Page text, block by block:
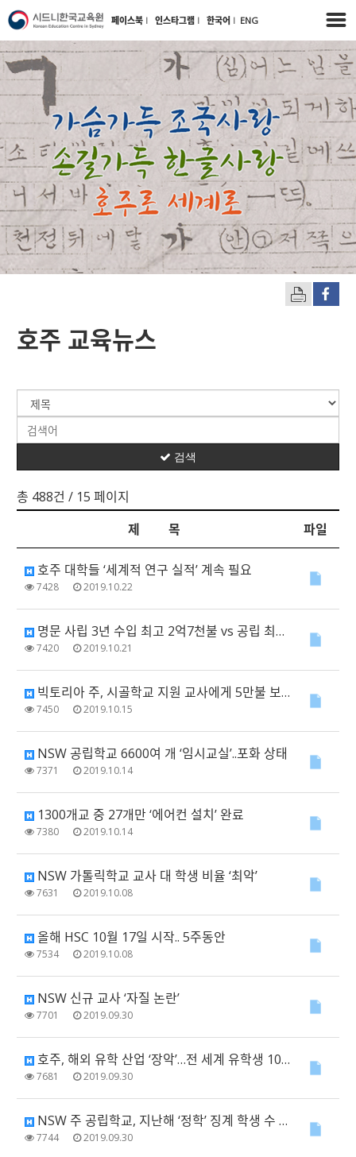
페이스북 l 인스타그램 l 한국어 l ENG
호주 교육뉴스
총 488건 / 15 페이지
검색
제 목 파일
호주 대학들 ‘세계적 연구 실적’ 계속 필요
7428 2019.10.22
명문 사립 3년 수입 최고 2억7천불 vs 공립 최저 43만5천불
7420 2019.10.21
빅토리아 주, 시골학교 지원 교사에게 5만불 보너스
7450 2019.10.15
NSW 공립학교 6600여 개 ‘임시교실’..포화 상태
7371 2019.10.14
1300개교 중 27개만 ‘에어컨 설치’ 완료
7380 2019.10.14
NSW 가톨릭학교 교사 대 학생 비율 ‘최악’
7631 2019.10.08
올해 HSC 10월 17일 시작.. 5주동안
7534 2019.10.08
NSW 신규 교사 ‘자질 논란’
7701 2019.09.30
호주, 해외 유학 산업 ‘장악’…전 세계 유학생 10% 호주로
7681 2019.09.30
NSW 주 공립학교, 지난해 ‘정학’ 징계 학생 수 3만2천 명
7744 2019.09.30